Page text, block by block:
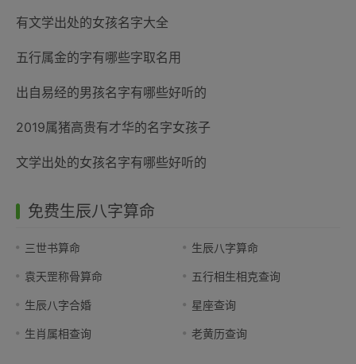
有文学出处的女孩名字大全
五行属金的字有哪些字取名用
出自易经的男孩名字有哪些好听的
2019属猪高贵有才华的名字女孩子
文学出处的女孩名字有哪些好听的
免费生辰八字算命
三世书算命 生辰八字算命
袁天罡称骨算命 五行相生相克查询
生辰八字合婚 星座查询
生肖属相查询 老黄历查询